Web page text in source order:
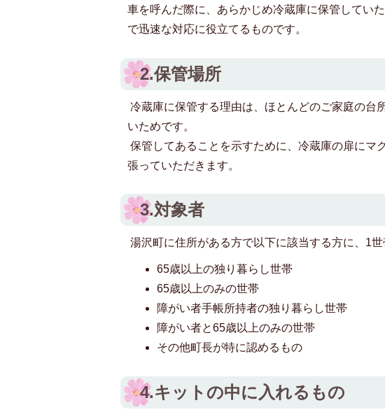
車を呼んだ際に、あらかじめ冷蔵庫に保管してい
で迅速な対応に役立てるものです。
2.保管場所
冷蔵庫に保管する理由は、ほとんどのご家庭の台
いためです。
保管してあることを示すために、冷蔵庫の扉にマ
張っていただきます。
3.対象者
湯沢町に住所がある方で以下に該当する方に、1世
65歳以上の独り暮らし世帯
65歳以上のみの世帯
障がい者手帳所持者の独り暮らし世帯
障がい者と65歳以上のみの世帯
その他町長が特に認めるもの
4.キットの中に入れるもの